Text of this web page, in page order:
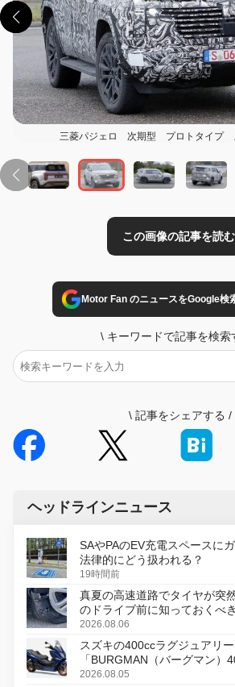
三菱パジェロ 次期型 プロトタイプ
この画像の記事を読む
Motor Fan のニュースをGoogle検
\ キーワードで記事を検索
\ 記事をシェアする /
ヘッドラインニュース
SAやPAのEV充電スペースに
法律的にどう扱われる？
19時間前
真夏の高速道路でタイヤが突
のドライブ前に知っておくべ
2026.08.06
スズキの400ccラグジュアリ
「BURGMAN（バーグマン）
変更し、8月18日に発売
2026.08.05